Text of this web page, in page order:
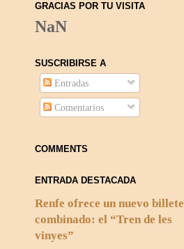
GRACIAS POR TU VISITA
NaN
SUSCRIBIRSE A
Entradas
Comentarios
COMMENTS
ENTRADA DESTACADA
Renfe ofrece un nuevo billete
combinado: el “Tren de les
vinyes”